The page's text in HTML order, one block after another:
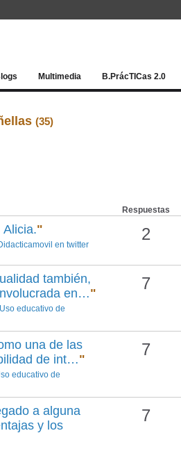
Multimedia B.PrácTICas 2.0
(35)
Respuestas
"
en twitter
2
también,
en…"
Uso educativo de
7
una de las
de int…"
educativo de
7
a alguna
y los
7